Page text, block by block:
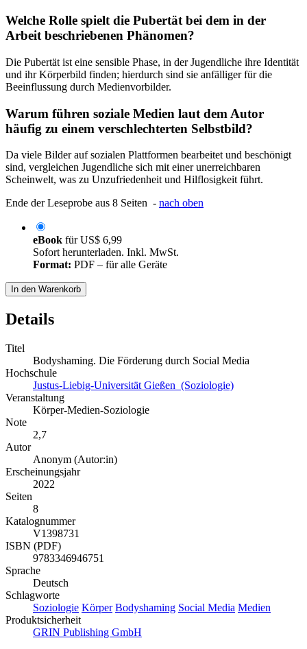
Welche Rolle spielt die Pubertät bei dem in der
Arbeit beschriebenen Phänomen?
Die Pubertät ist eine sensible Phase, in der Jugendliche ihre Identität
und ihr Körperbild finden; hierdurch sind sie anfälliger für die
Beeinflussung durch Medienvorbilder.
Warum führen soziale Medien laut dem Autor
häufig zu einem verschlechterten Selbstbild?
Da viele Bilder auf sozialen Plattformen bearbeitet und beschönigt
sind, vergleichen Jugendliche sich mit einer unerreichbaren
Scheinwelt, was zu Unzufriedenheit und Hilflosigkeit führt.
Ende der Leseprobe aus 8 Seiten - nach oben
eBook fürUS$ 6,99
Sofort herunterladen. Inkl. MwSt.
Format: PDF – für alle Geräte
In den Warenkorb
Details
Titel
Bodyshaming. Die Förderung durch Social Media
Hochschule
Justus-Liebig-Universität Gießen (Soziologie)
Veranstaltung
Körper-Medien-Soziologie
Note
2,7
Autor
Anonym (Autor:in)
Erscheinungsjahr
2022
Seiten
8
Katalognummer
V1398731
ISBN (PDF)
9783346946751
Sprache
Deutsch
Schlagworte
Soziologie Körper Bodyshaming Social Media Medien
Produktsicherheit
GRIN Publishing GmbH